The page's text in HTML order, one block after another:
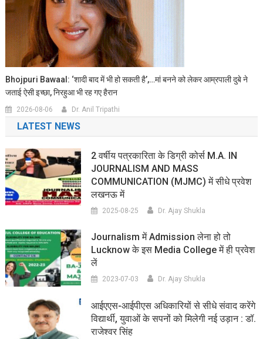
Bhojpuri Bawaal: ‘शादी बाद में भी हो सकती है’,…मां बनने को लेकर आम्रपाली दुबे ने
जताई ऐसी इच्छा, निरहुआ भी रह गए हैरान
2026-08-06 Dr. Anil Tripathi
LATEST NEWS
2 वर्षीय पत्रकारिता के डिग्री कोर्स M.A. IN
JOURNALISM AND MASS
COMMUNICATION (MJMC) में सीधे प्रवेश
लखनऊ में
2025-08-25 Dr. Ajay Shukla
Journalism में Admission लेना हो तो
Lucknow के इस Media College में ही प्रवेश
लें
2023-07-03 Dr. Ajay Shukla
आईएएस-आईपीएस अधिकारियों से सीधे संवाद करेंगे
विद्यार्थी, युवाओं के सपनों को मिलेगी नई उड़ान : डॉ.
राजेश्वर सिंह